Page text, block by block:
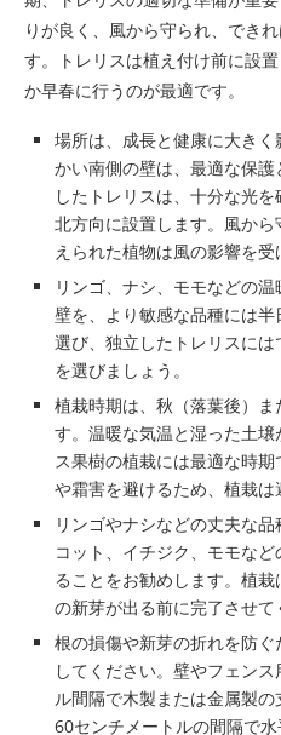
りが良く、風から守られ、でき
す。トレリスは植え付け前に設
か早春に行うのが最適です。
場所は、成長と健康に大き
かい南側の壁は、最適な保
したトレリスは、十分な光
北方向に設置します。風か
えられた植物は風の影響を受
リンゴ、ナシ、モモなどの
壁を、より敏感な品種には
選び、独立したトレリスに
を選びましょう。
植栽時期は、秋（落葉後）
す。温暖な気温と湿った土
ス果樹の植栽には最適な時
や霜害を避けるため、植栽は
リンゴやナシなどの丈夫な
コット、イチジク、モモな
ることをお勧めします。植
の新芽が出る前に完了させて
根の損傷や新芽の折れを防
してください。壁やフェン
ル間隔で木製または金属製
60センチメートルの間隔で